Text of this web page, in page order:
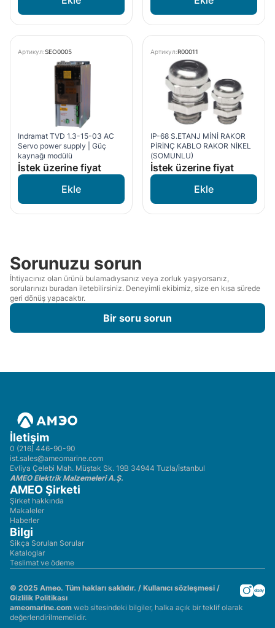
Артикул:SEO0005
Indramat TVD 1.3-15-03 AC
Servo power supply | Güç
kaynağı modülü
İstek üzerine fiyat
Артикул:R00011
IP-68 S.ETANJ MİNİ RAKOR
PİRİNÇ KABLO RAKOR NİKEL
(SOMUNLU)
İstek üzerine fiyat
Sorunuzu sorun
İhtiyacınız olan ürünü bulamadıysanız veya zorluk yaşıyorsanız,
sorularınızı buradan iletebilirsiniz. Deneyimli ekibimiz, size en kısa sürede
geri dönüş yapacaktır.
Bir soru sorun
İletişim
0 (216) 446-90-90
ist.sales@ameomarine.com
Evliya Çelebi Mah. Müştak Sk. 19B 34944 Tuzla/İstanbul
AMEO Elektrik Malzemeleri A.Ş.
AMEO Şirketi
Şirket hakkında
Makaleler
Haberler
Bilgi
Sikça Sorulan Sorular
Kataloglar
Teslimat ve ödeme
© 2025 Ameo. Tüm hakları saklıdır. / Kullanıcı sözleşmesi /
Gizlilik Politikası
ameomarine.com web sitesindeki bilgiler, halka açık bir teklif olarak
değerlendirilmemelidir.